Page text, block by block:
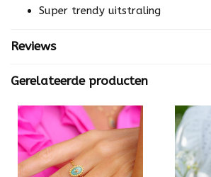
Super trendy uitstraling
Reviews
Gerelateerde producten